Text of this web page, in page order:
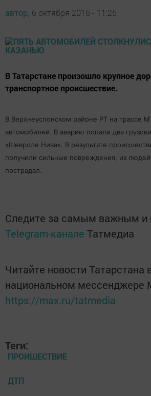
автор, 6 октября 2016 - 11:25
В Татарстане произошло крупное
транспортное происшествие.
В Верхнеуслонском районе РТ на трассе
автомобилей. В аварию попали два
«Шевроле Нива». В результате
получили сильные повреждения, из людей
пострадал.
Следите за самым важным и
Telegram-канале Татмедиа
Читайте новости Татарстана
национальном мессенджере
https://max.ru/tatmedia
Теги:
ПРОИШЕСТВИЕ
ДТП